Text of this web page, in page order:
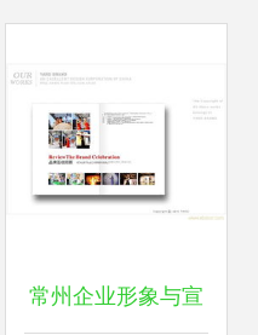
发与维护
常州企业形象与宣